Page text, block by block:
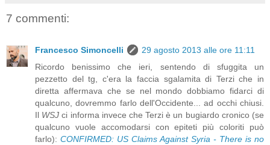
7 commenti:
Francesco Simoncelli
29 agosto 2013 alle ore 11:11
Ricordo benissimo che ieri, sentendo di sfuggita un
pezzetto del tg, c'era la faccia sgalamita di Terzi che in
diretta affermava che se nel mondo dobbiamo fidarci di
qualcuno, dovremmo farlo dell'Occidente... ad occhi chiusi.
Il WSJ ci informa invece che Terzi è un bugiardo cronico (se
qualcuno vuole accomodarsi con epiteti più coloriti può
farlo): CONFIRMED: US Claims Against Syria - There is no